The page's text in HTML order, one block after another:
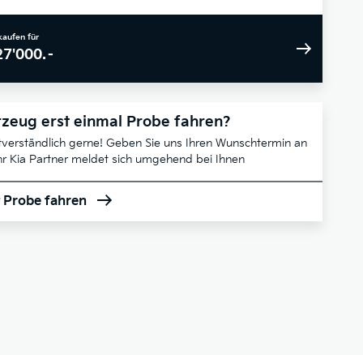
für
erst einmal Probe fahren?
gerne! Geben Sie uns Ihren Wunschtermin an
Kia Partner meldet sich umgehend bei Ihnen
Probe fahren